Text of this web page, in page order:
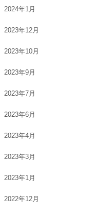
2024年1月
2023年12月
2023年10月
2023年9月
2023年7月
2023年6月
2023年4月
2023年3月
2023年1月
2022年12月